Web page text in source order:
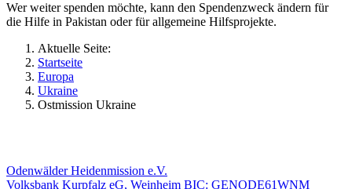
Wer weiter spenden möchte, kann den Spendenzweck ändern für
die Hilfe in Pakistan oder für allgemeine Hilfsprojekte.
Aktuelle Seite:
Startseite
Europa
Ukraine
Ostmission Ukraine
Odenwälder Heidenmission e.V.
Volksbank Kurpfalz eG, Weinheim BIC: GENODE61WNM